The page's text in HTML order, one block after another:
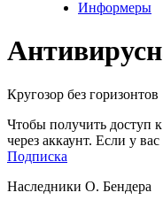
Информеры
Кругозор без горизонтов
Чтобы получить доступ
через аккаунт. Если у
Подписка
Наследники О. Бендера